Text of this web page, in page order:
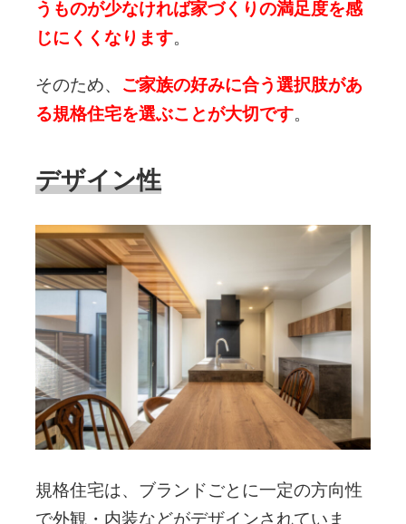
うものが少なければ家づくりの満足度を感
じにくくなります。
そのため、 ご家族の好みに合う選択肢があ
る規格住宅を選ぶことが大切です。
デザイン性
規格住宅は、ブランドごとに一定の方向性
で外観・内装などがデザインされていま